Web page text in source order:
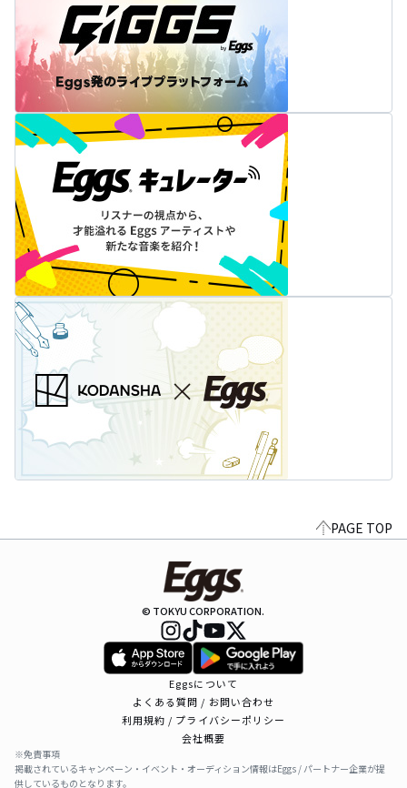
PAGE TOP
© TOKYU CORPORATION.
Eggsについて
よくある質問 / お問い合わせ
利用規約 / プライバシーポリシー
会社概要
※免責事項
掲載されているキャンペーン・イベント・オーディション情報はEggs / パートナー企業が提
供しているものとなります。